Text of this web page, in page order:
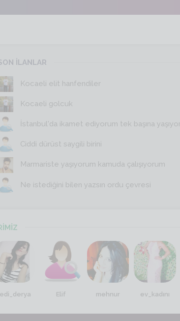
İLANLAR
Kocaeli elit hanfendiler
Kocaeli golcuk
İstanbul'da ikamet ediyorum tek başına
Ciddi dürüst saygili birini
Marmariste yaşıyorum kamuda çalışıyorum
Ne istediğini bilen yazsın ordu çevresi
Elif mehnur ev_kadını